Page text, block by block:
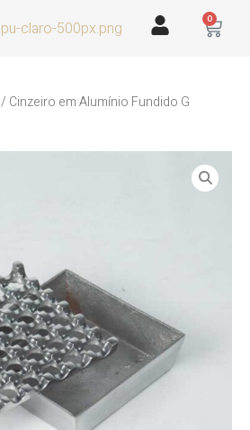
0
/ Cinzeiro em Alumínio Fundido G